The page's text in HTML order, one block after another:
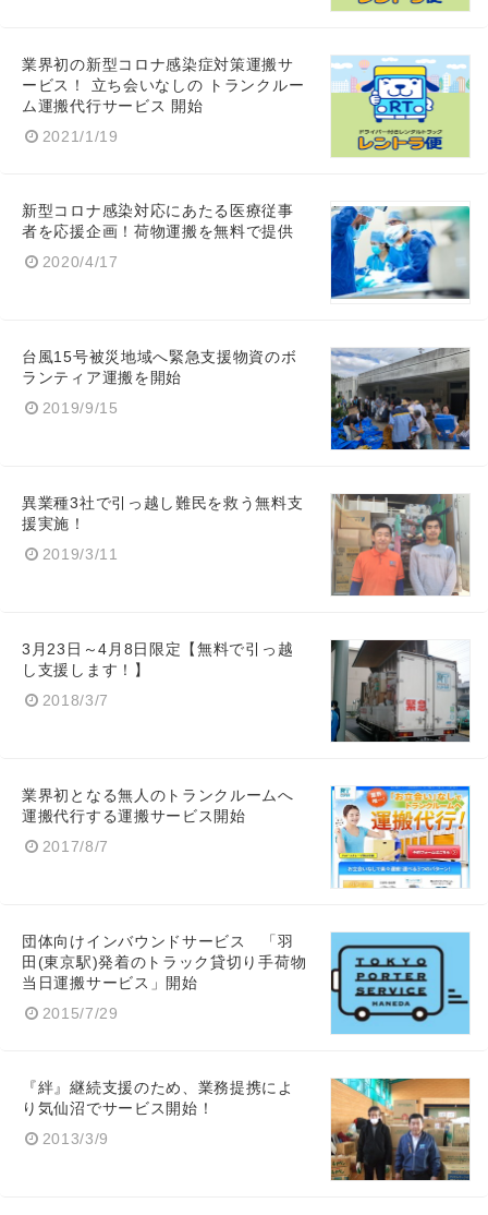
業界初の新型コロナ感染症対策運搬サ
ービス！ 立ち会いなしの トランクルー
ム運搬代行サービス 開始
2021/1/19
新型コロナ感染対応にあたる医療従事
者を応援企画！荷物運搬を無料で提供
2020/4/17
台風15号被災地域へ緊急支援物資のボ
ランティア運搬を開始
2019/9/15
異業種3社で引っ越し難民を救う無料支
援実施！
2019/3/11
3月23日～4月8日限定【無料で引っ越
し支援します！】
2018/3/7
業界初となる無人のトランクルームへ
運搬代行する運搬サービス開始
2017/8/7
団体向けインバウンドサービス 「羽
田(東京駅)発着のトラック貸切り手荷物
当日運搬サービス」開始
2015/7/29
『絆』継続支援のため、業務提携によ
り気仙沼でサービス開始！
2013/3/9